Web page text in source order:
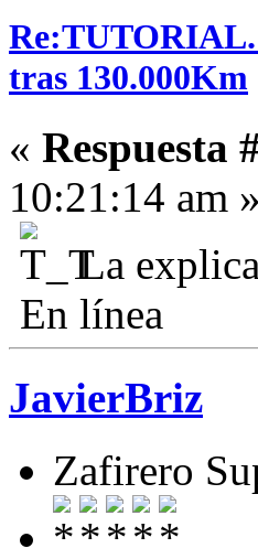
tras 130.000Km
« Respuesta
10:21:14 am »
La
En línea
JavierBriz
Zafirero